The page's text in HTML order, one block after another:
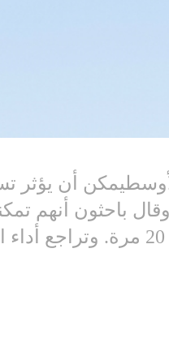
أن يؤثر
ساعة. وقال باحثون